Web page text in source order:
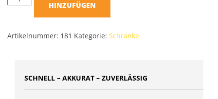
HINZUFÜGEN
Artikelnummer: 181 Kategorie: Schränke
SCHNELL – AKKURAT – ZUVERLÄSSIG